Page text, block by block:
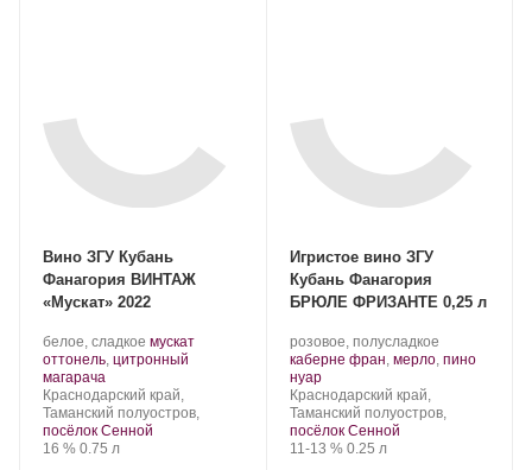
Вино ЗГУ Кубань
Фанагория ВИНТАЖ
«Мускат» 2022
Производитель:
Фанагория.
белое, сладкое .
Сорт
мускат
оттонель, цитронный
магарача
Регион:
Краснодарский край,
Таманский полуостров,
посёлок Сенной
Крепость
16 %. Объем
0.75 л
Игристое вино ЗГУ
Кубань Фанагория
БРЮЛЕ ФРИЗАНТЕ 0,25 л
Производитель:
Фанагория.
розовое, полусладкое.
Сорт
каберне фран, мерло, пино
нуар.
Регион:
Краснодарский край,
Таманский полуостров,
посёлок Сенной
Крепость
11-13 %. Объем
0.25 л